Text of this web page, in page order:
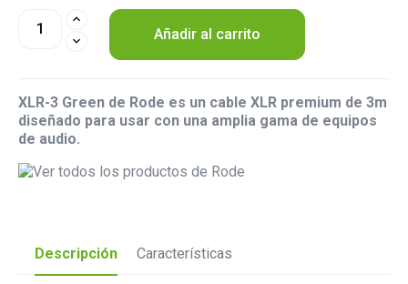
Añadir al carrito
XLR-3 Green de Rode es un cable XLR premium de 3m
diseñado para usar con una amplia gama de equipos
de audio.
Descripción Características